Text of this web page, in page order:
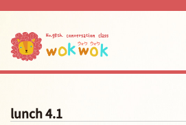
lunch 4.1